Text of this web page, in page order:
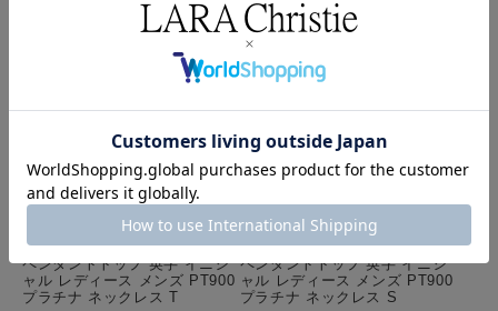
ペンダントトップ 英字 イニシ
ャル レディース メンズ PT900
プラチナ ネックレス T
ペンダントトップ 英字 イニシ
ャル レディース メンズ PT900
プラチナ ネックレス S